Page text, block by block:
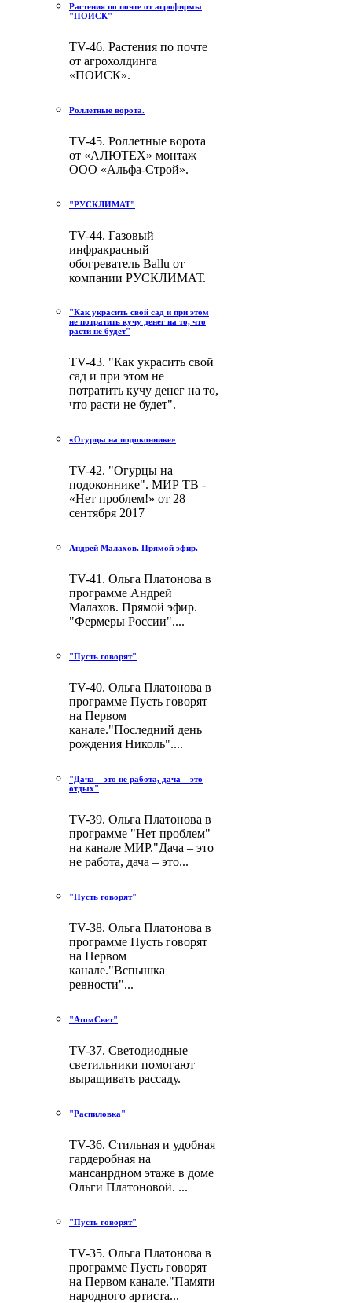
Растения по почте от агрофирмы
"ПОИСК"
TV-46. Растения по почте
от агрохолдинга
«ПОИСК».
Роллетные ворота.
TV-45. Роллетные ворота
от «АЛЮТЕХ» монтаж
ООО «Альфа-Строй».
"РУСКЛИМАТ"
TV-44. Газовый
инфракрасный
обогреватель Ballu от
компании РУСКЛИМАТ.
"Как украсить свой сад и при этом
не потратить кучу денег на то, что
расти не будет"
TV-43. "Как украсить свой
сад и при этом не
потратить кучу денег на то,
что расти не будет".
«Огурцы на подоконнике»
TV-42. "Огурцы на
подоконнике". МИР ТВ -
«Нет проблем!» от 28
сентября 2017
Андрей Малахов. Прямой эфир.
TV-41. Ольга Платонова в
программе Андрей
Малахов. Прямой эфир.
"Фермеры России"....
"Пусть говорят"
TV-40. Ольга Платонова в
программе Пусть говорят
на Первом
канале."Последний день
рождения Николь"....
"Дача – это не работа, дача – это
отдых"
TV-39. Ольга Платонова в
программе "Нет проблем"
на канале МИР."Дача – это
не работа, дача – это...
"Пусть говорят"
TV-38. Ольга Платонова в
программе Пусть говорят
на Первом
канале."Вспышка
ревности"...
"АтомСвет"
TV-37. Светодиодные
светильники помогают
выращивать рассаду.
"Распиловка"
TV-36. Стильная и удобная
гардеробная на
мансанрдном этаже в доме
Ольги Платоновой. ...
"Пусть говорят"
TV-35. Ольга Платонова в
программе Пусть говорят
на Первом канале."Памяти
народного артиста...